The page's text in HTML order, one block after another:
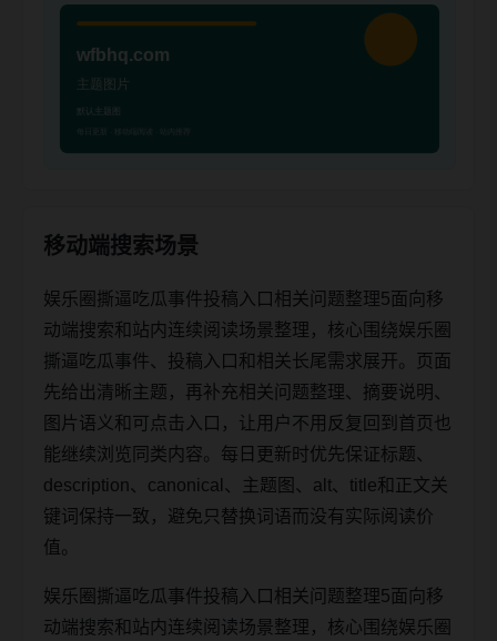
移动端搜索场景
娱乐圈撕逼吃瓜事件投稿入口相关问题整理5面向移
动端搜索和站内连续阅读场景整理，核心围绕娱乐圈
撕逼吃瓜事件、投稿入口和相关长尾需求展开。页面
先给出清晰主题，再补充相关问题整理、摘要说明、
图片语义和可点击入口，让用户不用反复回到首页也
能继续浏览同类内容。每日更新时优先保证标题、
description、canonical、主题图、alt、title和正文关
键词保持一致，避免只替换词语而没有实际阅读价
值。
娱乐圈撕逼吃瓜事件投稿入口相关问题整理5面向移
动端搜索和站内连续阅读场景整理，核心围绕娱乐圈